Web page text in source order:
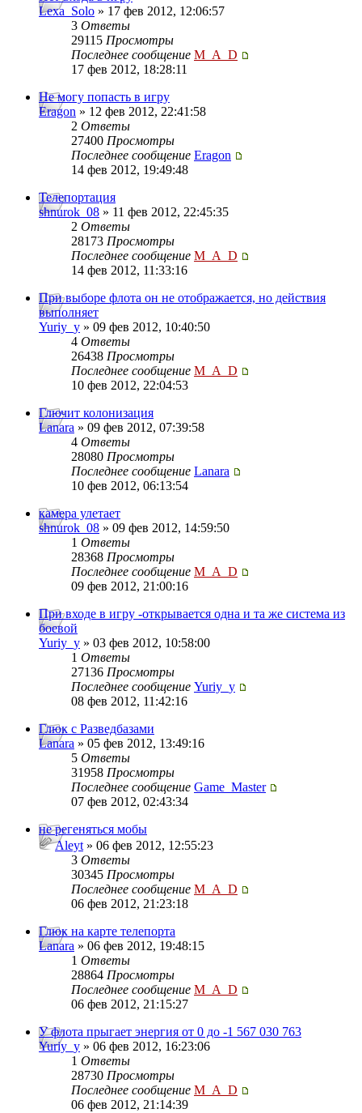
Lexa_Solo » 17 фев 2012, 12:06:57
3 Ответы
29115 Просмотры
Последнее сообщение M_A_D
17 фев 2012, 18:28:11
Не могу попасть в игру
Eragon » 12 фев 2012, 22:41:58
2 Ответы
27400 Просмотры
Последнее сообщение Eragon
14 фев 2012, 19:49:48
Телепортация
shnurok_08 » 11 фев 2012, 22:45:35
2 Ответы
28173 Просмотры
Последнее сообщение M_A_D
14 фев 2012, 11:33:16
При выборе флота он не отображается, но действия
выполняет
Yuriy_y » 09 фев 2012, 10:40:50
4 Ответы
26438 Просмотры
Последнее сообщение M_A_D
10 фев 2012, 22:04:53
Глючит колонизация
Lanara » 09 фев 2012, 07:39:58
4 Ответы
28080 Просмотры
Последнее сообщение Lanara
10 фев 2012, 06:13:54
камера улетает
shnurok_08 » 09 фев 2012, 14:59:50
1 Ответы
28368 Просмотры
Последнее сообщение M_A_D
09 фев 2012, 21:00:16
При входе в игру -открывается одна и та же система из
боевой
Yuriy_y » 03 фев 2012, 10:58:00
1 Ответы
27136 Просмотры
Последнее сообщение Yuriy_y
08 фев 2012, 11:42:16
Глюк с Разведбазами
Lanara » 05 фев 2012, 13:49:16
5 Ответы
31958 Просмотры
Последнее сообщение Game_Master
07 фев 2012, 02:43:34
не регеняться мобы
Aleyt » 06 фев 2012, 12:55:23
3 Ответы
30345 Просмотры
Последнее сообщение M_A_D
06 фев 2012, 21:23:18
Глюк на карте телепорта
Lanara » 06 фев 2012, 19:48:15
1 Ответы
28864 Просмотры
Последнее сообщение M_A_D
06 фев 2012, 21:15:27
У флота прыгает энергия от 0 до -1 567 030 763
Yuriy_y » 06 фев 2012, 16:23:06
1 Ответы
28730 Просмотры
Последнее сообщение M_A_D
06 фев 2012, 21:14:39